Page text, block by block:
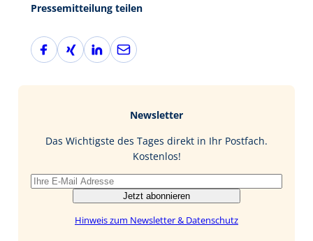
Pressemitteilung teilen
F
a
X
i
L
i
I
E
-
Newsletter
Das Wichtigste des Tages direkt in Ihr Postfach.
Kostenlos!
Jetzt abonnieren
Hinweis zum Newsletter & Datenschutz